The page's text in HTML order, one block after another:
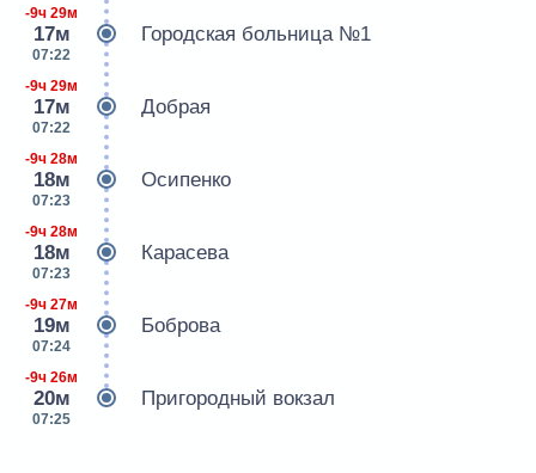
-9ч 29м
17м
07:22
Городская больница №1
-9ч 29м
17м
07:22
Добрая
-9ч 28м
18м
07:23
Осипенко
-9ч 28м
18м
07:23
Карасева
-9ч 27м
19м
07:24
Боброва
-9ч 26м
20м
07:25
Пригородный вокзал